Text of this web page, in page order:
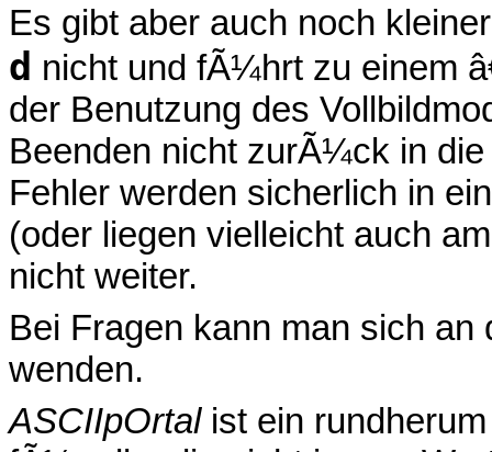
Es gibt aber auch noch
d nicht und fÃ¼hrt zu einem
der Benutzung des
Beenden nicht zurÃ¼ck in
Fehler werden sicherlich in
(oder liegen vielleicht auch
nicht weiter.
Bei Fragen kann man sich
wenden.
ASCIIpOrtalist ein